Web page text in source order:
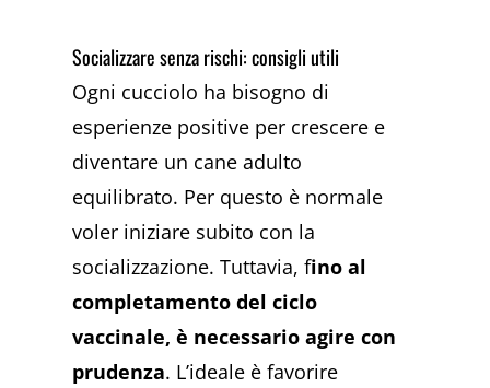
Socializzare senza rischi: consigli utili
Ogni cucciolo ha bisogno di
esperienze positive per crescere e
diventare un cane adulto
equilibrato. Per questo è normale
voler iniziare subito con la
socializzazione. Tuttavia, fino al
completamento del ciclo
vaccinale, è necessario agire con
prudenza. L’ideale è favorire